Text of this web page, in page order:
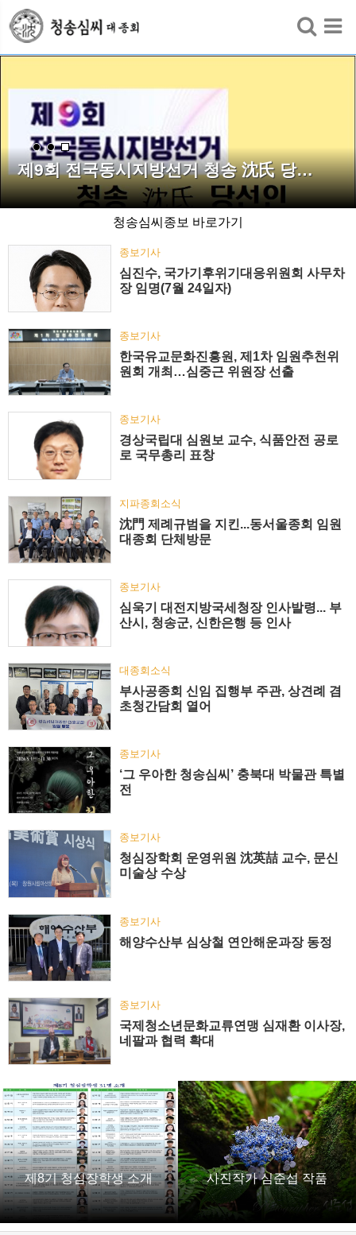
제9회 전국동시지방선거 청송 沈氏 당…
청송심씨종보 바로가기
종보기사
심진수, 국가기후위기대응위원회 사무차
장 임명(7월 24일자)
종보기사
한국유교문화진흥원, 제1차 임원추천위
원회 개최…심중근 위원장 선출
종보기사
경상국립대 심원보 교수, 식품안전 공로
로 국무총리 표창
지파종회소식
沈門 제례규범을 지킨...동서울종회 임원
대종회 단체방문
종보기사
심욱기 대전지방국세청장 인사발령... 부
산시, 청송군, 신한은행 등 인사
대종회소식
부사공종회 신임 집행부 주관, 상견례 겸
초청간담회 열어
종보기사
‘그 우아한 청송심씨’ 충북대 박물관 특별
전
종보기사
청심장학회 운영위원 沈英喆 교수, 문신
미술상 수상
종보기사
해양수산부 심상철 연안해운과장 동정
종보기사
국제청소년문화교류연맹 심재환 이사장,
네팔과 협력 확대
제8기 청심장학생 소개 사진작가 심준섭 작품